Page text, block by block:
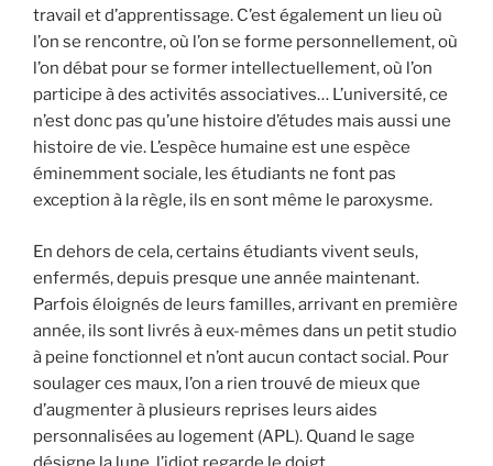
travail et d’apprentissage. C’est également un lieu où
l’on se rencontre, où l’on se forme personnellement, où
l’on débat pour se former intellectuellement, où l’on
participe à des activités associatives… L’université, ce
n’est donc pas qu’une histoire d’études mais aussi une
histoire de vie. L’espèce humaine est une espèce
éminemment sociale, les étudiants ne font pas
exception à la règle, ils en sont même le paroxysme.
En dehors de cela, certains étudiants vivent seuls,
enfermés, depuis presque une année maintenant.
Parfois éloignés de leurs familles, arrivant en première
année, ils sont livrés à eux-mêmes dans un petit studio
à peine fonctionnel et n’ont aucun contact social. Pour
soulager ces maux, l’on a rien trouvé de mieux que
d’augmenter à plusieurs reprises leurs aides
personnalisées au logement (APL). Quand le sage